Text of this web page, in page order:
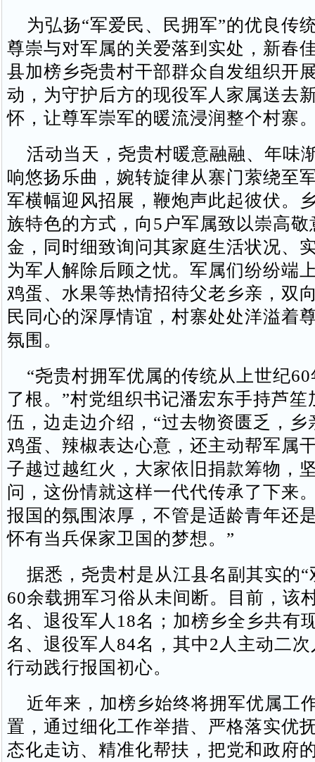
为弘扬“军爱民、民拥军”的优良传
尊崇与对军属的关爱落到实处，新春
县加榜乡尧贵村干部群众自发组织开
动，为守护后方的现役军人家属送去
怀，让尊军崇军的暖流浸润整个村寨
活动当天，尧贵村暖意融融、年味
响悠扬乐曲，婉转旋律从寨门萦绕至
军横幅迎风招展，鞭炮声此起彼伏。
族特色的方式，向5户军属致以崇高
金，同时细致询问其家庭生活状况、
为军人解除后顾之忧。军属们纷纷端
鸡蛋、水果等热情招待父老乡亲，双
民同心的深厚情谊，村寨处处洋溢着
氛围。
“尧贵村拥军优属的传统从上世纪60
了根。”村党组织书记潘宏东手持芦笙
伍，边走边介绍，“过去物资匮乏，乡
鸡蛋、辣椒表达心意，还主动帮军属
子越过越红火，大家依旧捐款筹物，
问，这份情就这样一代代传承了下来
报国的氛围浓厚，不管是适龄青年还
怀有当兵保家卫国的梦想。”
据悉，尧贵村是从江县名副其实的“
60余载拥军习俗从未间断。目前，该
名、退役军人18名；加榜乡全乡共有
名、退役军人84名，其中2人主动二
行动践行报国初心。
近年来，加榜乡始终将拥军优属工
置，通过细化工作举措、严格落实优
态化走访、精准化帮扶，把党和政府